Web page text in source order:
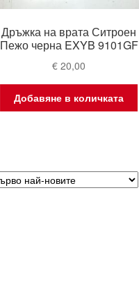
Дръжка на врата Ситроен
Пежо черна EXYB 9101GF
€ 20,00
Добавяне в количката